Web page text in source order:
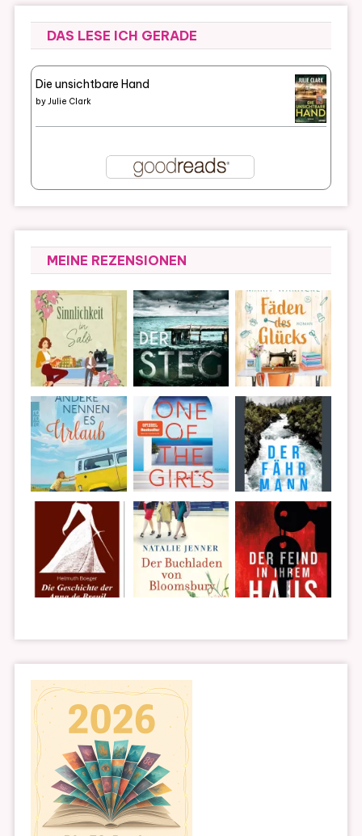
DAS LESE ICH GERADE
Die unsichtbare Hand
byJulie Clark
MEINE REZENSIONEN